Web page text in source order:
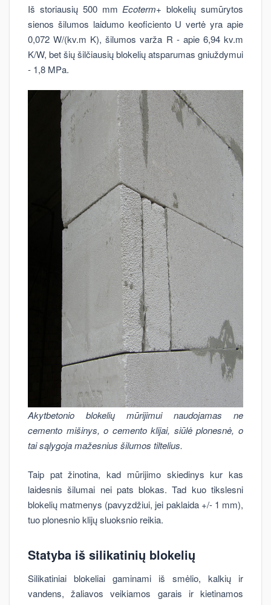
Iš storiausių 500 mm Ecoterm+ blokelių sumūrytos
sienos šilumos laidumo keoficiento U vertė yra apie
0,072 W/(kv.m K), šilumos varža R - apie 6,94 kv.m
K/W, bet šių šilčiausių blokelių atsparumas gniuždymui
- 1,8 MPa.
Akytbetonio blokelių mūrijimui naudojamas ne
cemento mišinys, o cemento klijai, siūlė plonesnė, o
tai sąlygoja mažesnius šilumos tiltelius.
Taip pat žinotina, kad mūrijimo skiedinys kur kas
laidesnis šilumai nei pats blokas. Tad kuo tikslesni
blokelių matmenys (pavyzdžiui, jei paklaida +/- 1 mm),
tuo plonesnio klijų sluoksnio reikia.
Statyba iš silikatinių blokelių
Silikatiniai blokeliai gaminami iš smėlio, kalkių ir
vandens, žaliavos veikiamos garais ir kietinamos